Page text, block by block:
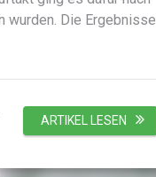
wurden. Die Ergebnisse
ARTIKEL LESEN